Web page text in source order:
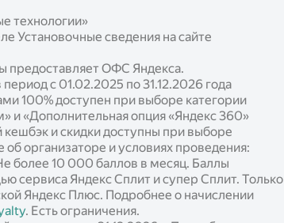
технологии»
Установочные сведения на сайте
предоставляет ОФС Яндекса.
с 01.02.2025 по 31.12.2026 года
100% доступен при выборе категории
и «Дополнительная опция «Яндекс 360»
и скидки доступны при выборе
организаторе и условиях проведения:
более 10 000 баллов в месяц. Баллы
сервиса Яндекс Сплит и супер Сплит. Только
Яндекс Плюс. Подробнее о начислении
. Есть ограничения.